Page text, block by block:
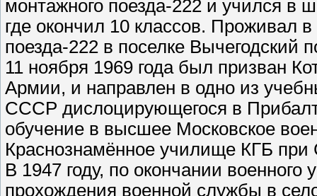
монтажного поезда-222 и учился
где окончил 10 классов. Проживал
поезда-222 в поселке
11 ноября 1969 года был призван
Армии, и направлен в одно из
СССР дислоцирующегося в
обучение в высшее Московское
Краснознамённое училище КГБ
В 1947 году, по окончании
прохождения военной службы в